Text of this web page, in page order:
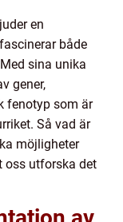
en
både
sina unika
gener,
fenotyp som är
Så vad är
möjligheter
oss utforska det